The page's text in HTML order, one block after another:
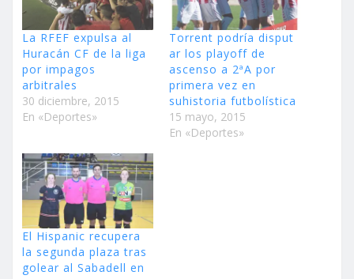
La RFEF expulsa al
Huracán CF de la liga
por impagos
arbitrales
30 diciembre, 2015
En «Deportes»
Torrent podría disput
ar los playoff de
ascenso a 2ªA por
primera vez en
suhistoria futbolística
15 mayo, 2015
En «Deportes»
El Hispanic recupera
la segunda plaza tras
golear al Sabadell en